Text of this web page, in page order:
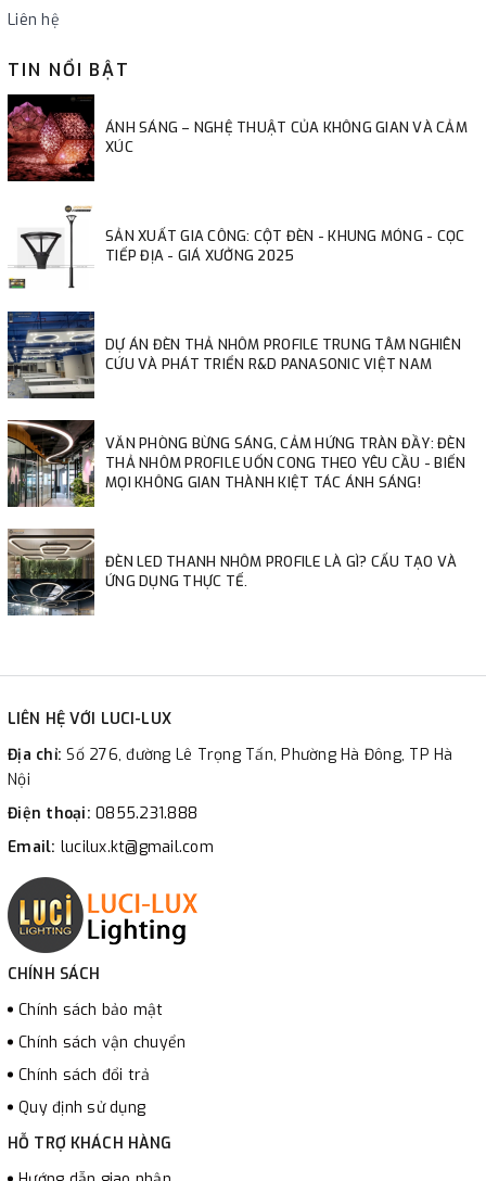
Liên hệ
TIN NỔI BẬT
ÁNH SÁNG – NGHỆ THUẬT CỦA KHÔNG GIAN VÀ CẢM
XÚC
SẢN XUẤT GIA CÔNG: CỘT ĐÈN - KHUNG MÓNG - CỌC
TIẾP ĐỊA - GIÁ XƯỞNG 2025
DỰ ÁN ĐÈN THẢ NHÔM PROFILE TRUNG TÂM NGHIÊN
CỨU VÀ PHÁT TRIỂN R&D PANASONIC VIỆT NAM
VĂN PHÒNG BỪNG SÁNG, CẢM HỨNG TRÀN ĐẦY: ĐÈN
THẢ NHÔM PROFILE UỐN CONG THEO YÊU CẦU - BIẾN
MỌI KHÔNG GIAN THÀNH KIỆT TÁC ÁNH SÁNG!
ĐÈN LED THANH NHÔM PROFILE LÀ GÌ? CẤU TẠO VÀ
ỨNG DỤNG THỰC TẾ.
LIÊN HỆ VỚI LUCI-LUX
Địa chỉ:Số 276, đường Lê Trọng Tấn, Phường Hà Đông, TP Hà
Nội
Điện thoại: 0855.231.888
Email: lucilux.kt@gmail.com
CHÍNH SÁCH
Chính sách bảo mật
Chính sách vận chuyển
Chính sách đổi trả
Quy định sử dụng
HỖ TRỢ KHÁCH HÀNG